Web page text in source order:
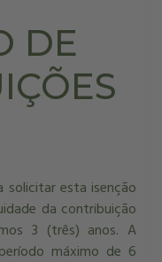
DE
solicitar esta isenção
da contribuição
3 (três) anos. A
máximo de 6